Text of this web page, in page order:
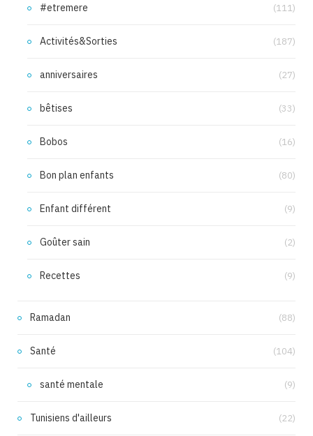
#etremere (111)
Activités&Sorties (187)
anniversaires (27)
bêtises (33)
Bobos (16)
Bon plan enfants (80)
Enfant différent (9)
Goûter sain (2)
Recettes (9)
Ramadan (88)
Santé (104)
santé mentale (9)
Tunisiens d'ailleurs (22)